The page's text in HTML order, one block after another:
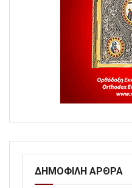
ΔΗΜΟΦΙΛΗ ΑΡΘΡΑ